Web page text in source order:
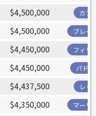
$4,500,000 カブ
$4,500,000 ブレー
$4,450,000 フィリ
$4,450,000 パド
$4,437,500 レッ
$4,350,000 マーリ